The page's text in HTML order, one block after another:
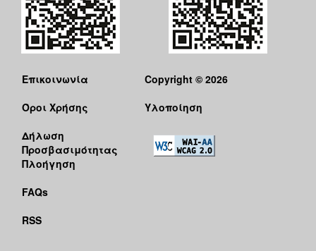
Επικοινωνία
Όροι Χρήσης
Δήλωση
Προσβασιμότητας
Πλοήγηση
FAQs
RSS
Copyright © 2026
Υλοποίηση